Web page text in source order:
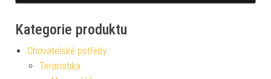
Kategorie produktu
Chovatelské potřeby
Teraristika